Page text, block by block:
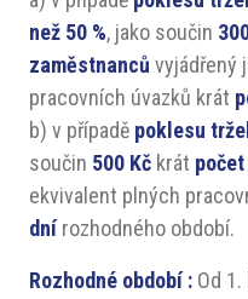
než 50 %, jako součin
zaměstnanců vyjádřený
pracovních úvazků krát
b) v případě poklesu
součin 500 Kč krát
ekvivalent plných
dnírozhodného období.
Rozhodné období : Od